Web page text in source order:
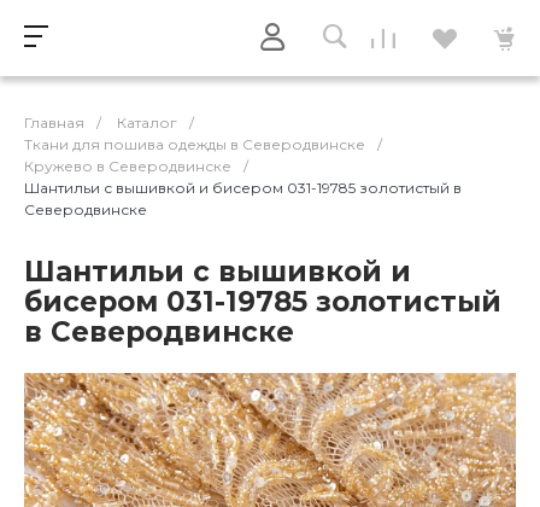
Главная / Каталог
/
Ткани для пошива одежды в Северодвинске
/
Кружево в Северодвинске
/
Шантильи с вышивкой и бисером 031-19785 золотистый в
Северодвинске
Шантильи с вышивкой и
бисером 031-19785 золотистый
в Северодвинске